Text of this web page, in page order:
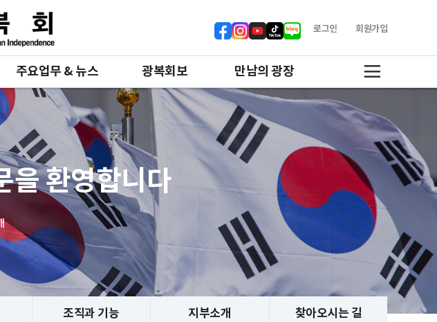
로그인 회원가입
주요업무 & 뉴스 광복회보 만남의 광장
을 환영합니다
조직과 기능 지부소개 찾아오시는 길